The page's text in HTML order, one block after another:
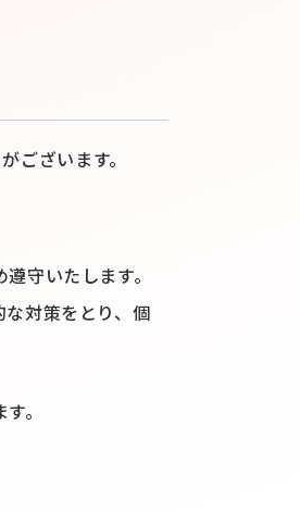
ございます。
守いたします。
対策をとり、個
。